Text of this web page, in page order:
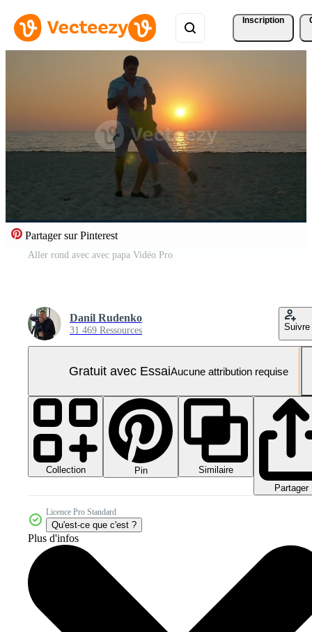
Inscription
Partager sur Pinterest
Aller rond avec avec papa Vidéo Pro
Danil Rudenko
31 469 Ressources Suivre
Gratuit avec EssaiAucune attribution requise
Collection Pin
Similaire
Partager
Licence Pro Standard
Qu'est-ce que c'est ?
Plus d'infos